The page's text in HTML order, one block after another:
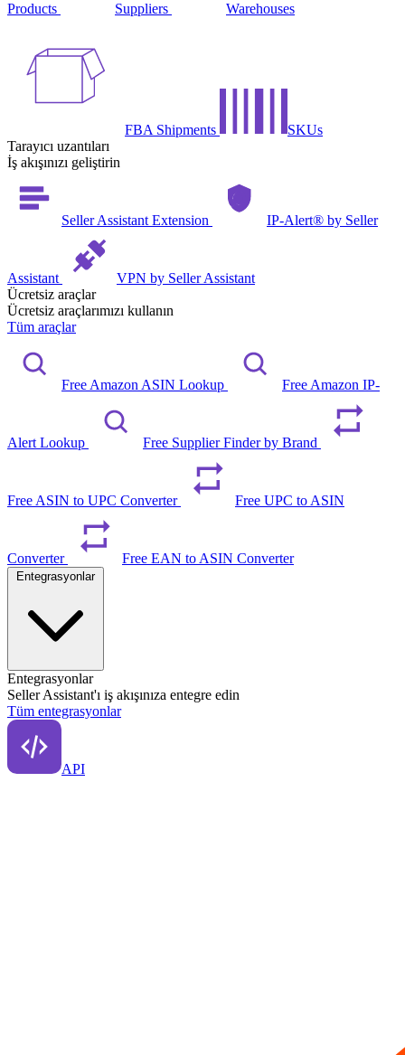
Products Suppliers Warehouses
FBA Shipments
SKUs
Tarayıcı uzantıları
İş akışınızı geliştirin
Seller Assistant Extension IP-Alert® by Seller
Assistant
VPN by Seller Assistant
Ücretsiz araçlar
Ücretsiz araçlarımızı kullanın
Tüm araçlar
Free Amazon ASIN Lookup Free Amazon IP-
Alert Lookup Free Supplier Finder by Brand
Free ASIN to UPC Converter Free UPC to ASIN
Converter Free EAN to ASIN Converter
Entegrasyonlar
Entegrasyonlar
Seller Assistant'ı iş akışınıza entegre edin
Tüm entegrasyonlar
API